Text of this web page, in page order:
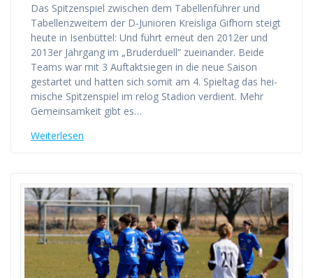
Das Spit­zen­spiel zwi­schen dem Tabel­len­füh­rer und
Tabel­len­zwei­tem der D‑Junioren Kreis­li­ga Gif­horn steigt
heu­te in Isen­büt­tel: Und führt erneut den 2012er und
2013er Jahr­gang im „Bru­der­du­ell“ zuein­an­der. Bei­de
Teams war mit 3 Auf­takt­sie­gen in die neue Sai­son
gestar­tet und hat­ten sich somit am 4. Spiel­tag das hei­
mi­sche Spit­zen­spiel im relog Sta­di­on ver­dient. Mehr
Gemein­sam­keit gibt es…
Wei­ter­le­sen